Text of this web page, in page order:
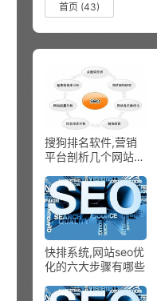
首页 (43)
搜狗排名软件,营销
平台剖析几个网站疾
快排系统,网站seo优
化的六大步骤有哪些